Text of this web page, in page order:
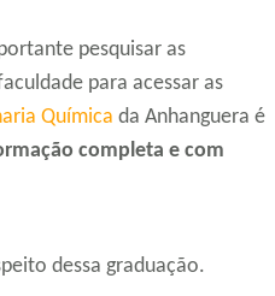
pesquisar as
para acessar as
Química da Anhanguera é
completa e com
dessa graduação.